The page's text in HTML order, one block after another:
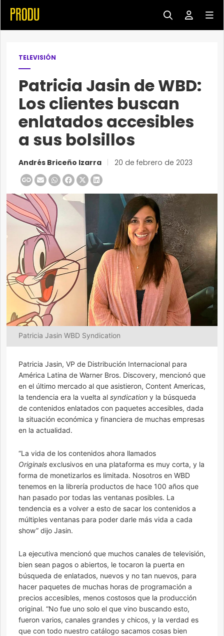
TELEVISIÓN
Patricia Jasin de WBD:
Los clientes buscan
enlatados accesibles
a sus bolsillos
Andrés Briceño Izarra 20 de febrero de 2023
Patricia Jasin WBD Syndication
Patricia Jasin, VP de Distribución Internacional para
América Latina de Warner Bros. Discovery, mencionó que
en el último mercado al que asistieron, Content Americas,
la tendencia era la vuelta al syndication y la búsqueda
de contenidos enlatados con paquetes accesibles, dada
la situación económica y financiera de muchas empresas
en la actualidad.
“La vida de los contenidos ahora llamados
Originals exclusivos en una plataforma es muy corta, y la
forma de monetizarlos es limitada. Nosotros en WBD
tenemos en la librería productos de hace 100 años que
han pasado por todas las ventanas posibles. La
tendencia es a volver a esto de sacar los contenidos a
múltiples ventanas para poder darle más vida a cada
show” dijo Jasin.
La ejecutiva mencionó que muchos canales de televisión,
bien sean pagos o abiertos, le tocaron la puerta en
búsqueda de enlatados, nuevos y no tan nuevos, para
hacer paquetes de muchas horas de programación a
precios accesibles, menos costosos que la producción
original. “No fue uno solo el que vino buscando esto,
fueron varios, canales grandes y chicos, y la verdad es
que con todo nuestro catálogo sacamos cosas bien